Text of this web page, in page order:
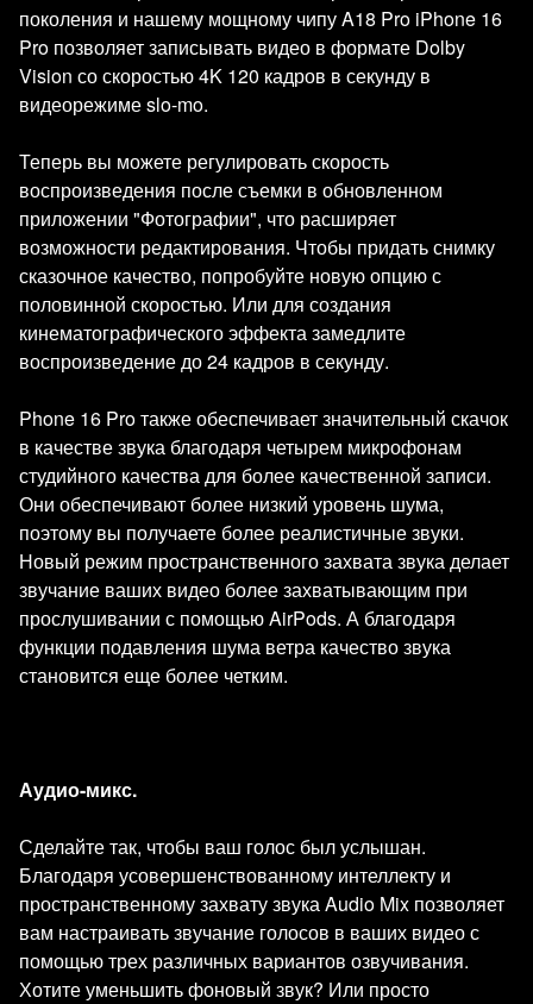
поколения и нашему мощному чипу A18 Pro iPhone 16
Pro позволяет записывать видео в формате Dolby
Vision со скоростью 4K 120 кадров в секунду в
видеорежиме slo-mo.
Теперь вы можете регулировать скорость
воспроизведения после съемки в обновленном
приложении "Фотографии", что расширяет
возможности редактирования. Чтобы придать снимку
сказочное качество, попробуйте новую опцию с
половинной скоростью. Или для создания
кинематографического эффекта замедлите
воспроизведение до 24 кадров в секунду.
Phone 16 Pro также обеспечивает значительный скачок
в качестве звука благодаря четырем микрофонам
студийного качества для более качественной записи.
Они обеспечивают более низкий уровень шума,
поэтому вы получаете более реалистичные звуки.
Новый режим пространственного захвата звука делает
звучание ваших видео более захватывающим при
прослушивании с помощью AirPods. А благодаря
функции подавления шума ветра качество звука
становится еще более четким.
Аудио-микс.
Сделайте так, чтобы ваш голос был услышан.
Благодаря усовершенствованному интеллекту и
пространственному захвату звука Audio Mix позволяет
вам настраивать звучание голосов в ваших видео с
помощью трех различных вариантов озвучивания.
Хотите уменьшить фоновый звук? Или просто